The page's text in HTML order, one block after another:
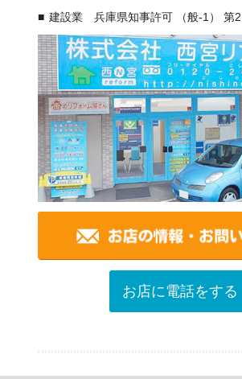
建設業 兵庫県知事許可 （般-1） 第
お店に電話をする